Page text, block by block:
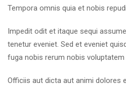
Tempora omnis quia et nobis
Impedit odit et itaque sequi
tenetur eveniet. Sed et eveniet
fuga nobis rerum nobis voluptatem
Officiis aut dicta aut animi dolores